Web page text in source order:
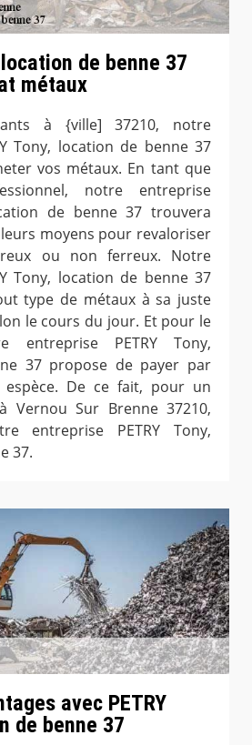
location de benne 37
métaux
à {ville] 37210, notre
Tony, location de benne 37
vos métaux. En tant que
notre entreprise
de benne 37 trouvera
moyens pour revaloriser
ou non ferreux. Notre
Tony, location de benne 37
type de métaux à sa juste
le cours du jour. Et pour le
entreprise PETRY Tony,
37 propose de payer par
De ce fait, pour un
Vernou Sur Brenne 37210,
entreprise PETRY Tony,
37.
avec PETRY
de benne 37